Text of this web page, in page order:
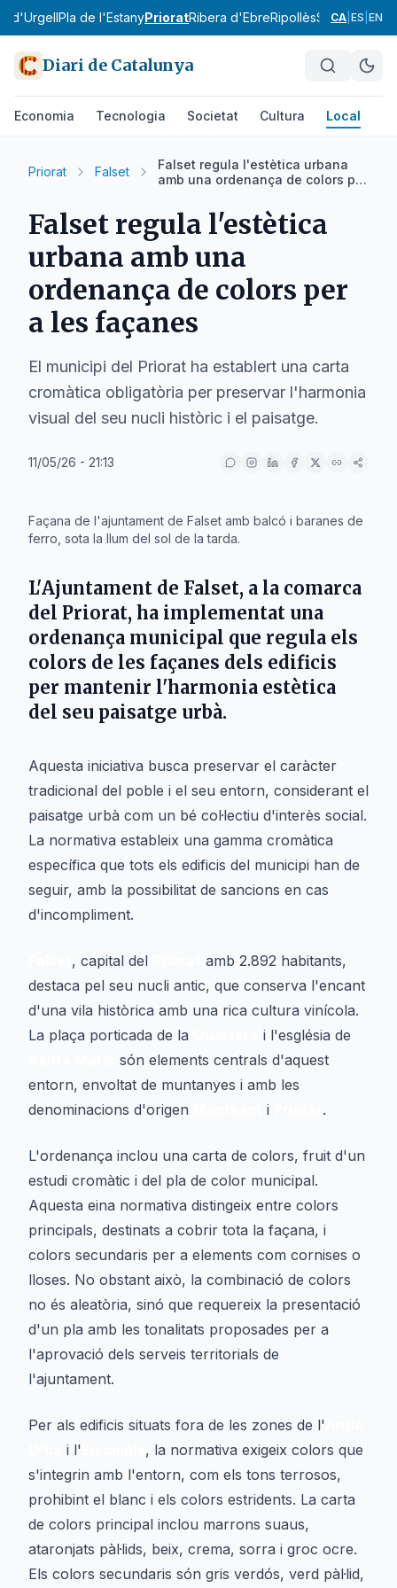
d'UrgellPla de l'EstanyPrioratRibera d'EbreRipollèsSegarra
CA ES EN
Diari de Catalunya
Economia Tecnologia Societat Cultura Local
Priorat Falset
Falset regula l'estètica urbana
amb una ordenança de colors per
Falset regula l'estètica
urbana amb una
ordenança de colors per
a les façanes
El municipi del Priorat ha establert una carta
cromàtica obligatòria per preservar l'harmonia
visual del seu nucli històric i el paisatge.
11/05/26 - 21:13
Façana de l'ajuntament de Falset amb balcó i baranes de
ferro, sota la llum del sol de la tarda.
L'Ajuntament de Falset, a la comarca
del Priorat, ha implementat una
ordenança municipal que regula els
colors de les façanes dels edificis
per mantenir l'harmonia estètica
del seu paisatge urbà.
Aquesta iniciativa busca preservar el caràcter
tradicional del poble i el seu entorn, considerant el
paisatge urbà com un bé col·lectiu d'interès social.
La normativa estableix una gamma cromàtica
específica que tots els edificis del municipi han de
seguir, amb la possibilitat de sancions en cas
d'incompliment.
, capital del
amb 2.892 habitants,
destaca pel seu nucli antic, que conserva l'encant
d'una vila històrica amb una rica cultura vinícola.
La plaça porticada de la
i l'església de
són elements centrals d'aquest
entorn, envoltat de muntanyes i amb les
denominacions d'origen
i .
L'ordenança inclou una carta de colors, fruit d'un
estudi cromàtic i del pla de color municipal.
Aquesta eina normativa distingeix entre colors
principals, destinats a cobrir tota la façana, i
colors secundaris per a elements com cornises o
lloses. No obstant això, la combinació de colors
no és aleatòria, sinó que requereix la presentació
d'un pla amb les tonalitats proposades per a
l'aprovació dels serveis territorials de
l'ajuntament.
Per als edificis situats fora de les zones de l'
i l'
, la normativa exigeix colors que
s'integrin amb l'entorn, com els tons terrosos,
prohibint el blanc i els colors estridents. La carta
de colors principal inclou marrons suaus,
ataronjats pàl·lids, beix, crema, sorra i groc ocre.
Els colors secundaris són gris verdós, verd pàl·lid,